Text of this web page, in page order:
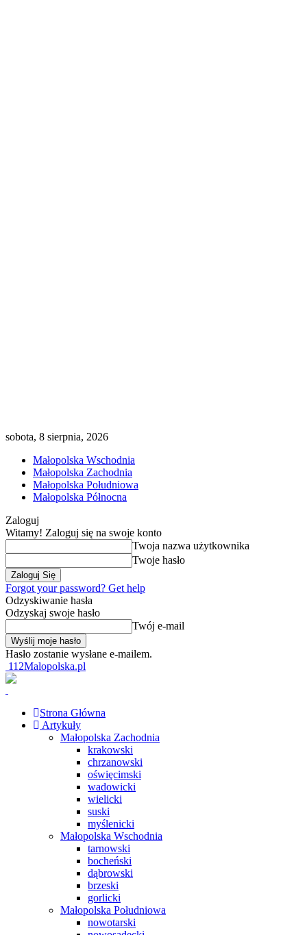
sobota, 8 sierpnia, 2026
Małopolska Wschodnia
Małopolska Zachodnia
Małopolska Południowa
Małopolska Północna
Zaloguj
Witamy! Zaloguj się na swoje konto
Twoja nazwa użytkownika
Twoje hasło
Forgot your password? Get help
Odzyskiwanie hasła
Odzyskaj swoje hasło
Twój e-mail
Hasło zostanie wysłane e-mailem.
112Malopolska.pl
Strona Główna
Artykuły
Małopolska Zachodnia
krakowski
chrzanowski
oświęcimski
wadowicki
wielicki
suski
myślenicki
Małopolska Wschodnia
tarnowski
bocheński
dąbrowski
brzeski
gorlicki
Małopolska Południowa
nowotarski